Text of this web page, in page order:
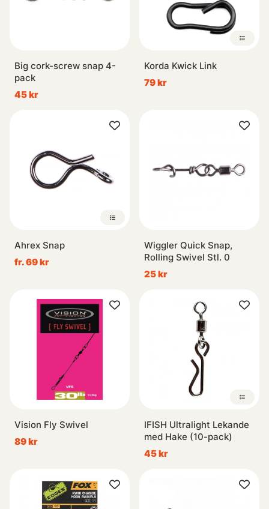
Big cork-screw snap 4-
pack
45 kr
Korda Kwick Link
79 kr
Ahrex Snap
fr. 69 kr
Wiggler Quick Snap,
Rolling Swivel Stl. 0
25 kr
Vision Fly Swivel
89 kr
IFISH Ultralight Lekande
med Hake (10-pack)
45 kr